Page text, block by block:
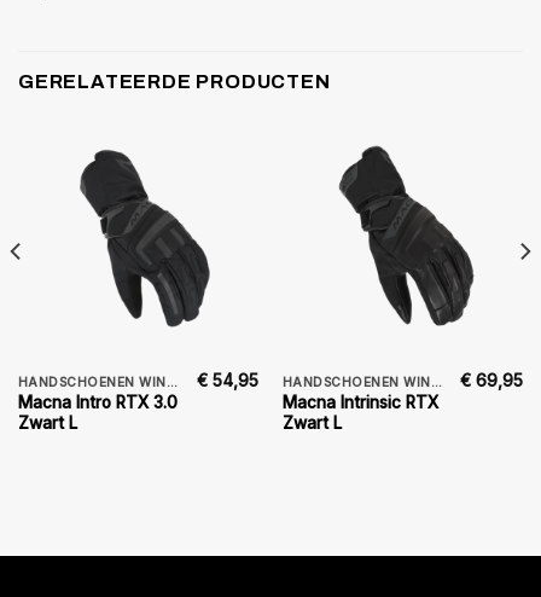
GERELATEERDE PRODUCTEN
HANDSCHOENEN WINTER
Macna Intro RTX 3.0
Zwart L
€ 54,95 HANDSCHOENEN WINTER
Macna Intrinsic RTX
Zwart L
€ 69,95